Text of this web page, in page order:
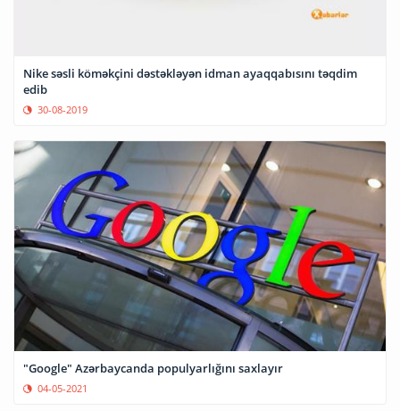
Nike səsli köməkçini dəstəkləyən idman ayaqqabısını təqdim
edib
30-08-2019
"Google" Azərbaycanda populyarlığını saxlayır
04-05-2021